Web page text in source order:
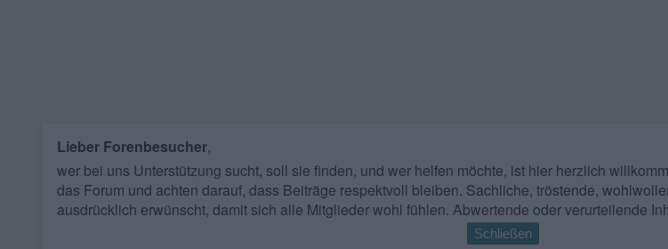
Lieber Forenbesucher,
wer bei uns Unterstützung sucht, soll sie finden, und wer helfen möchte, ist hier herzlich
das Forum und achten darauf, dass Beiträge respektvoll bleiben. Sachliche, tröstende,
ausdrücklich erwünscht, damit sich alle Mitglieder wohl fühlen. Abwertende oder verurteilende
Schließen